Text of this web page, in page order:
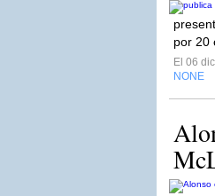
por 20
El 06
NONE